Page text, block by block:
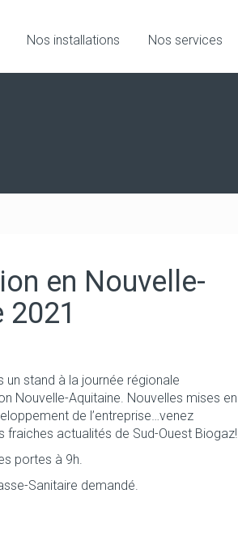
Nos installations Nos services
en Nouvelle-
un stand à la journée régionale
Nouvelle-Aquitaine. Nouvelles mises en
de l’entreprise…venez
fraiches actualités de Sud-Ouest Biogaz!
portes à 9h.
Sanitaire demandé.